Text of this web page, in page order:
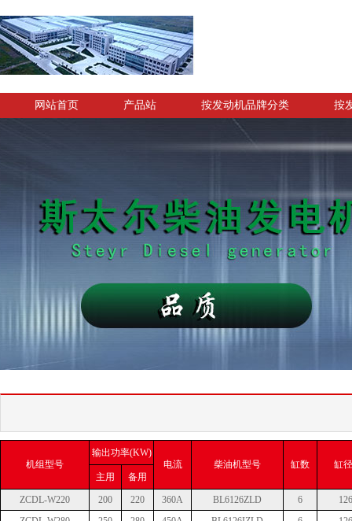
网站首页 产品站 按发动机品牌分类 按
机组型号
输出功率(KW)
电流
柴油机型号 缸数
缸
主用
备用
ZCDL-W220 200 220 360A BL6126ZLD 6